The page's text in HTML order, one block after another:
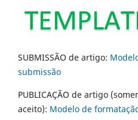
SUBMISSÃO de artigo:
submissão
PUBLICAÇÃO de artigo
aceito): Modelo de